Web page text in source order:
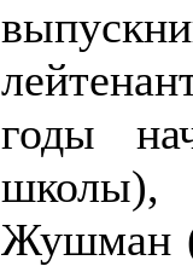
годы
школы),
Жушман